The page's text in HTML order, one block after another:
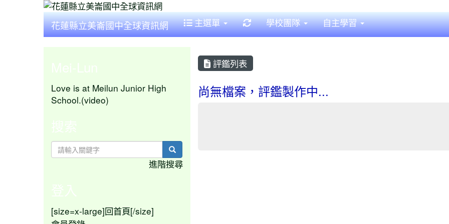
花蓮縣立美崙國中全球資訊網 主選單 重新取得佈景設定
學校團隊 自主學習
評鑑列表
尚無檔案，評鑑製作中...
Mei-Lun
Love is at Meilun Junior High
School.(video)
搜索
search
進階搜尋
登入
[size=x-large] 回首頁[/size]